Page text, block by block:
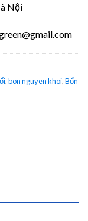
Nội
,bon nguyen khoi,Bổn